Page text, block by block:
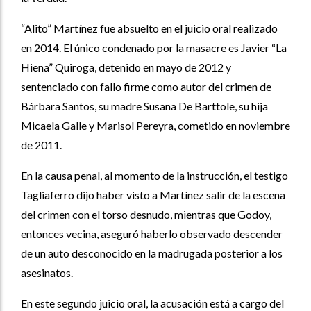
“Alito” Martínez fue absuelto en el juicio oral realizado
en 2014. El único condenado por la masacre es Javier “La
Hiena” Quiroga, detenido en mayo de 2012 y
sentenciado con fallo firme como autor del crimen de
Bárbara Santos, su madre Susana De Barttole, su hija
Micaela Galle y Marisol Pereyra, cometido en noviembre
de 2011.
En la causa penal, al momento de la instrucción, el testigo
Tagliaferro dijo haber visto a Martínez salir de la escena
del crimen con el torso desnudo, mientras que Godoy,
entonces vecina, aseguró haberlo observado descender
de un auto desconocido en la madrugada posterior a los
asesinatos.
En este segundo juicio oral, la acusación está a cargo del